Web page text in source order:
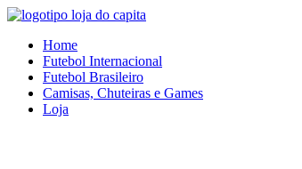
Ir
conteúdo
Home
Futebol Internacional
Futebol Brasileiro
Camisas, Chuteiras e Games
Loja